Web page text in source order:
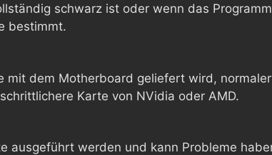
schwarz ist oder wenn das
bestimmt.
mit dem Motherboard geliefert wird,
Karte von NVidia oder AMD.
ausgeführt werden und kann Probleme